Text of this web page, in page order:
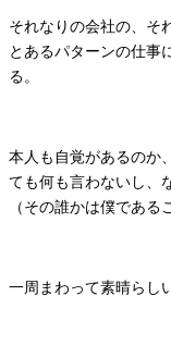
それなりの会社の、そ
とあるパターンの仕事
る。
本人も自覚があるのか
ても何も言わないし、
（その誰かは僕である
一周まわって素晴らし